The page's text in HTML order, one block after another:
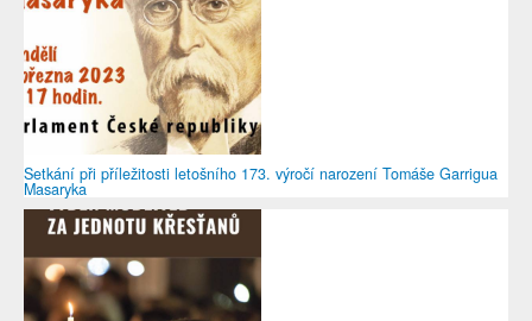
Setkání při příležitosti letošního 173. výročí narození Tomáše Garrigua
Masaryka